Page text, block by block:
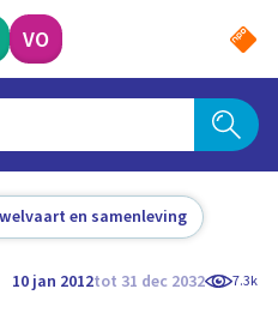
VO
en samenleving
10 jan 2012tot 31 dec 2032 7.3k